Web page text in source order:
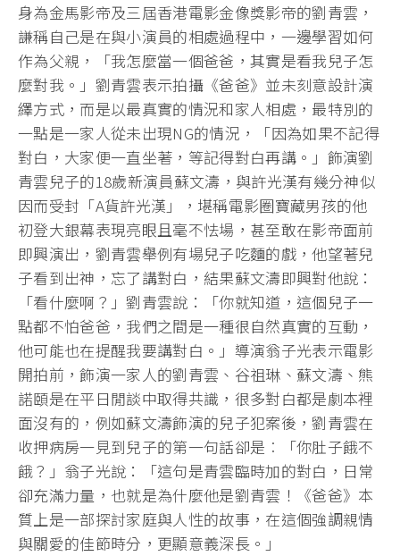
身為金馬影帝及三屆香港電影金像獎影帝的劉青雲，
謙稱自己是在與小演員的相處過程中，一邊學習如何
作為父親，「我怎麼當一個爸爸，其實是看我兒子怎
麼對我。」劉青雲表示拍攝《爸爸》並未刻意設計演
繹方式，而是以最真實的情況和家人相處，最特別的
一點是一家人從未出現NG的情況，「因為如果不記得
對白，大家便一直坐著，等記得對白再講。」飾演劉
青雲兒子的18歲新演員蘇文濤，與許光漢有幾分神似
因而受封「A貨許光漢」，堪稱電影圈寶藏男孩的他
初登大銀幕表現亮眼且毫不怯場，甚至敢在影帝面前
即興演出，劉青雲舉例有場兒子吃麵的戲，他望著兒
子看到出神，忘了講對白，結果蘇文濤即興對他說：
「看什麼啊？」劉青雲說：「你就知道，這個兒子一
點都不怕爸爸，我們之間是一種很自然真實的互動，
他可能也在提醒我要講對白。」導演翁子光表示電影
開拍前，飾演一家人的劉青雲、谷祖琳、蘇文濤、熊
諾頤是在平日閒談中取得共識，很多對白都是劇本裡
面沒有的，例如蘇文濤飾演的兒子犯案後，劉青雲在
收押病房一見到兒子的第一句話卻是︰「你肚子餓不
餓？」翁子光說：「這句是青雲臨時加的對白，日常
卻充滿力量，也就是為什麼他是劉青雲！《爸爸》本
質上是一部探討家庭與人性的故事，在這個強調親情
與關愛的佳節時分，更顯意義深長。」